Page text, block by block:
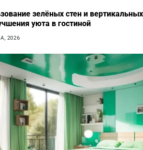
зелёных стен и
уюта в гостиной
2026